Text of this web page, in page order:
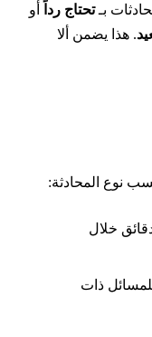
بـتحتاج رداًأو
يضمن ألا
المحادثة:
خلال
ذات